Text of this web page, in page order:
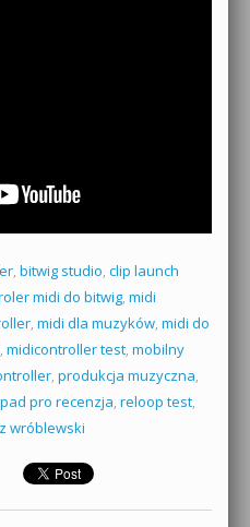
, bitwig studio, clip launch
midi do bitwig, midi
, midi dla muzyków, midi do
, midicontroller test, mobilny
, produkcja muzyczna,
pro recenzja, reloop test,
wróblewski